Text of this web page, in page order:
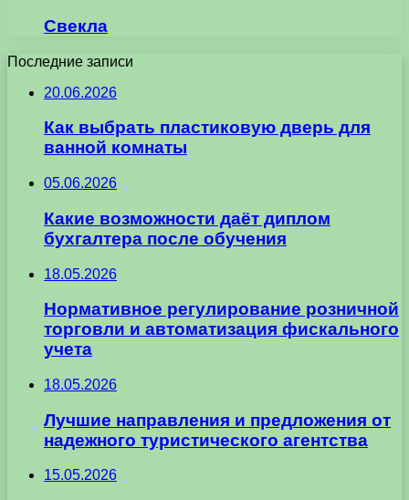
Свекла
Последние записи
20.06.2026
Как выбрать пластиковую дверь для
ванной комнаты
05.06.2026
Какие возможности даёт диплом
бухгалтера после обучения
18.05.2026
Нормативное регулирование розничной
торговли и автоматизация фискального
учета
18.05.2026
Лучшие направления и предложения от
надежного туристического агентства
15.05.2026